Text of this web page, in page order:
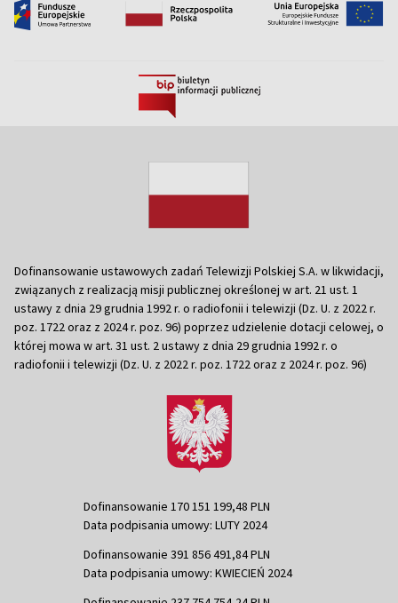
Dofinansowanie ustawowych zadań Telewizji Polskiej S.A. w likwidacji,
związanych z realizacją misji publicznej określonej w art. 21 ust. 1
ustawy z dnia 29 grudnia 1992 r. o radiofonii i telewizji (Dz. U. z 2022 r.
poz. 1722 oraz z 2024 r. poz. 96) poprzez udzielenie dotacji celowej, o
której mowa w art. 31 ust. 2 ustawy z dnia 29 grudnia 1992 r. o
radiofonii i telewizji (Dz. U. z 2022 r. poz. 1722 oraz z 2024 r. poz. 96)
Dofinansowanie 170 151 199,48 PLN
Data podpisania umowy: LUTY 2024
Dofinansowanie 391 856 491,84 PLN
Data podpisania umowy: KWIECIEŃ 2024